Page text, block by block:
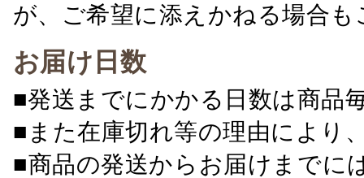
が、ご希望に添えかねる場合
お届け日数
■発送までにかかる日数は商品
■また在庫切れ等の理由により
■商品の発送からお届けまでに